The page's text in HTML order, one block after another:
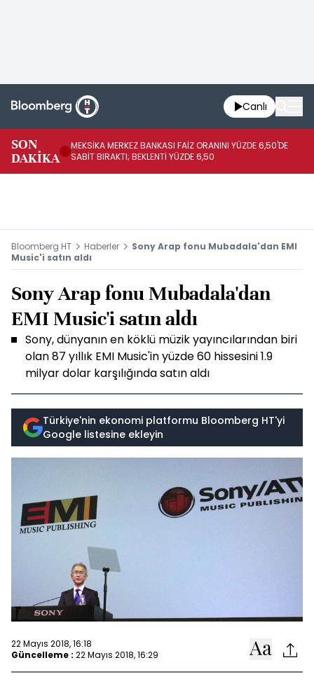
Canlı
SON
DAKİKA
MEKSİKA MERKEZ BANKASI FAİZ ORANINI YÜZDE 6,50'DE
SABİT BIRAKTI; BEKLENTİ YÜZDE 6,50
Bloomberg HT Haberler
Sony Arap fonu Mubadala'dan EMI
Music'i satın aldı
Sony Arap fonu Mubadala'dan
EMI Music'i satın aldı
Sony, dünyanın en köklü müzik yayıncılarından biri
olan 87 yıllık EMI Music'in yüzde 60 hissesini 1.9
milyar dolar karşılığında satın aldı
Türkiye'nin ekonomi platformu Bloomberg HT'yi
Google listesine ekleyin
22 Mayıs 2018, 16:18
Güncelleme : 22 Mayıs 2018, 16:29